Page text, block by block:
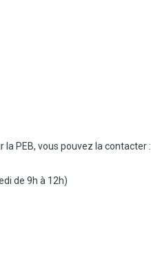
PEB, vous pouvez la contacter :
de 9h à 12h)